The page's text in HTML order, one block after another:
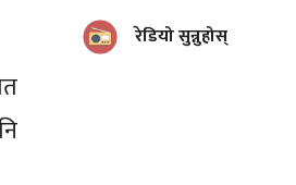
रेडियो सुन्नुहोस्